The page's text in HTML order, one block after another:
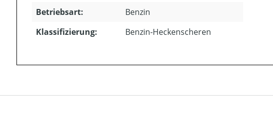
Betriebsart:
Benzin
Klassifizierung:
Benzin-Heckenscheren